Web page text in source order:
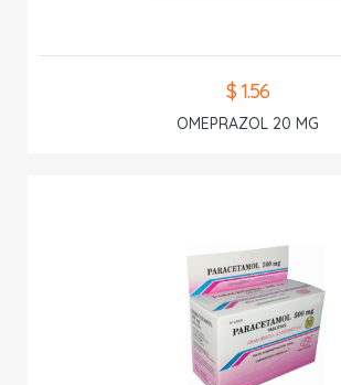
$ 1.56
OMEPRAZOL 20 MG